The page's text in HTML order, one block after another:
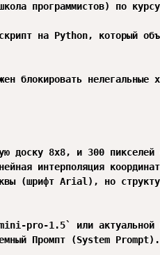
программистов) по
на Python, который
блокировать
доску 8х8, и 300 пикселей
интерполяция
(шрифт Arial), но
pro-1.5` или актуальной
Промпт (System